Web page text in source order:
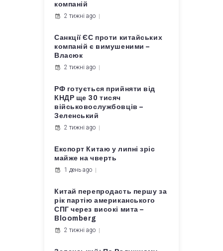
компаній
2 тижні ago
Санкції ЄС проти китайських
компаній є вимушеними –
Власюк
2 тижні ago
РФ готується прийняти від
КНДР ще 30 тисяч
військовослужбовців –
Зеленський
2 тижні ago
Експорт Китаю у липні зріс
майже на чверть
1 день ago
Китай перепродасть першу за
рік партію американського
СПГ через високі мита –
Bloomberg
2 тижні ago